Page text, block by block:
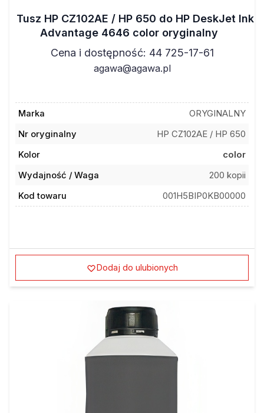
Tusz HP CZ102AE / HP 650 do HP DeskJet Ink
Advantage 4646 color oryginalny
Cena i dostępność: 44 725-17-61
agawa@agawa.pl
Marka
ORYGINALNY
Nr oryginalny
HP CZ102AE / HP 650
Kolor
color
Wydajność / Waga
200 kopii
Kod towaru
001H5BIP0KB00000
Dodaj do ulubionych